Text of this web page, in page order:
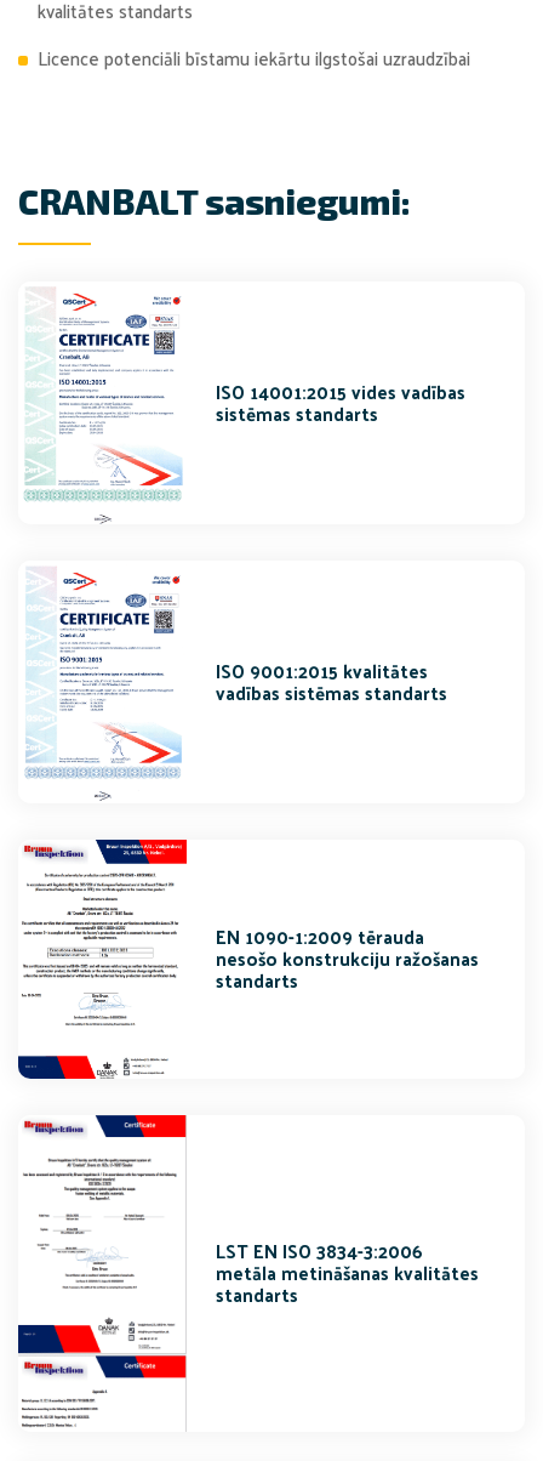
kvalitātes standarts
Licence potenciāli bīstamu iekārtu ilgstošai uzraudzībai
CRANBALT sasniegumi:
ISO 14001:2015 vides vadības
sistēmas standarts
ISO 9001:2015 kvalitātes
vadības sistēmas standarts
EN 1090-1:2009 tērauda
nesošo konstrukciju ražošanas
standarts
LST EN ISO 3834-3:2006
metāla metināšanas kvalitātes
standarts